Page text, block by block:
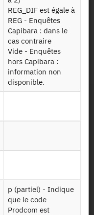
REG_DIF est égale à
REG - Enquêtes
Capibara : dans le
cas contraire
Vide - Enquêtes
hors Capibara :
information non
disponible.
p (partiel) - Indique
que le code
Prodcom est